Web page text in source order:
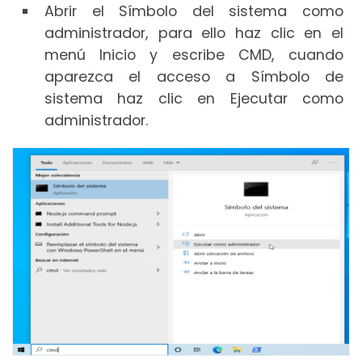
Abrir el Símbolo del sistema como
administrador, para ello haz clic en el
menú Inicio y escribe CMD, cuando
aparezca el acceso a Símbolo de
sistema haz clic en Ejecutar como
administrador.